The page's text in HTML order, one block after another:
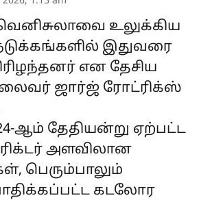
உலுக்கிய
இதுவரை
என தேசிய
ஜார்ஜ் ரோட்ரிக்ஸ்
ஆம் தேதியன்று ஏற்பட்ட
ரிக்டர் அளவிலான
பெரும்பாலும்
கடலோர